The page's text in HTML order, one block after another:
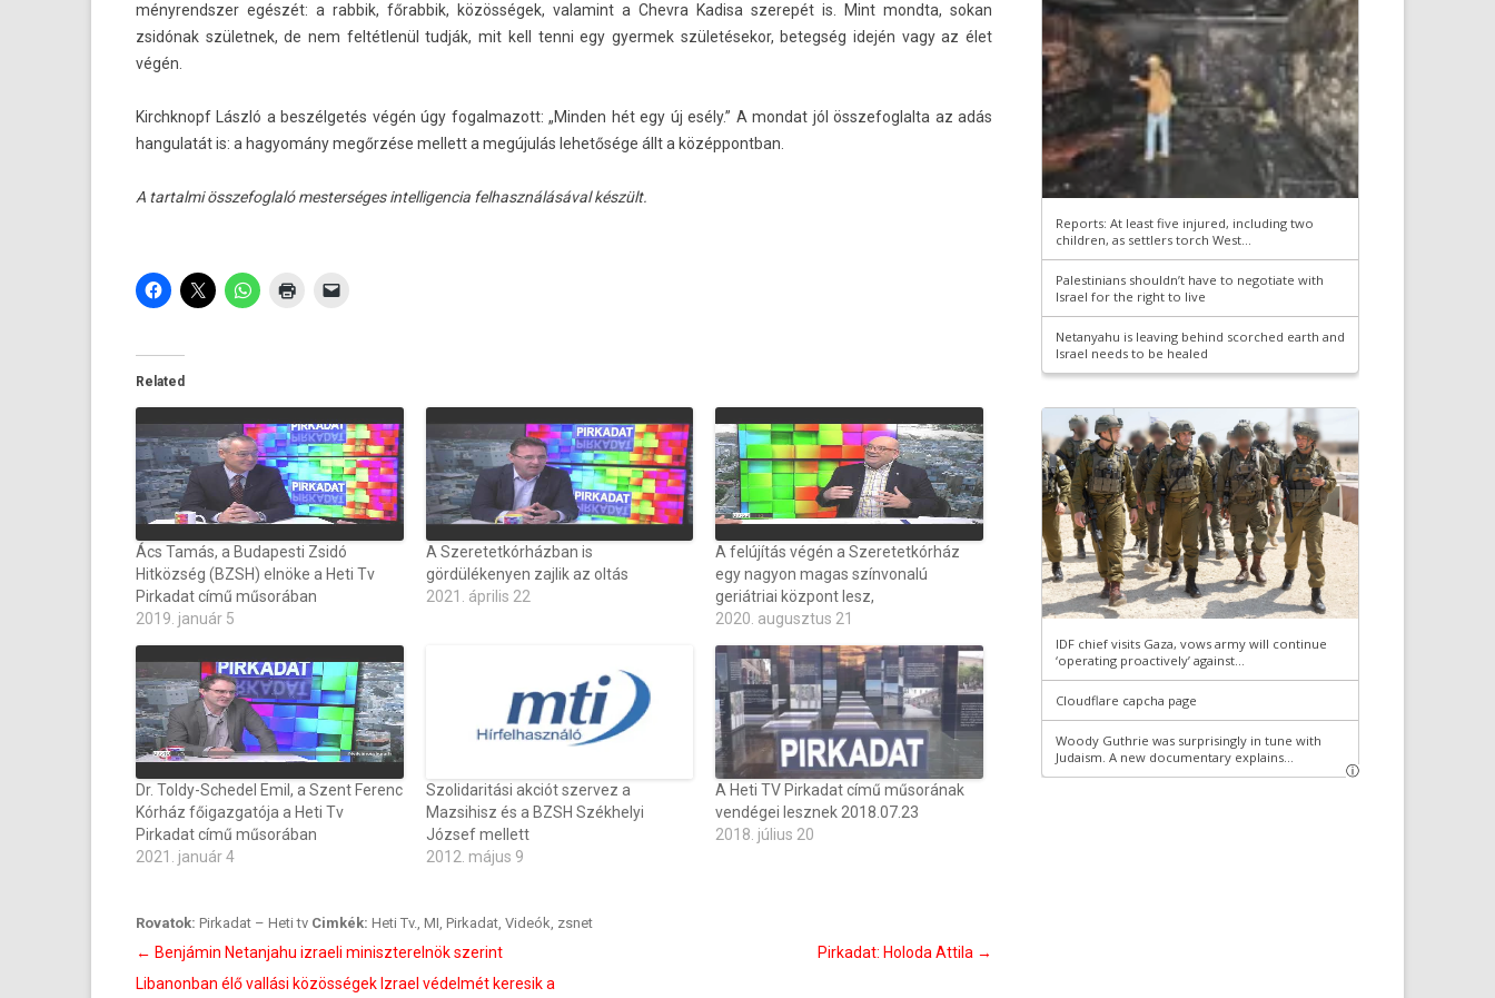
ményrendsz­er egészét: a rab­bik, főrab­bik, közösségek, valamint a Chev­ra Kadisa szerepét is. Mint mondta, sokan
zsidónak szület­nek, de nem feltétlenül tudják, mit kell tenni egy gyer­mek születésekor, bet­eg­ség idején vagy az élet
végén.
Kirchknopf László a beszélgetés végén úgy fogal­mazott: „Mind­en hét egy új esély.” A mon­dat jól összefog­lalta az adás
han­gulatát is: a hagyomány megőrzése mel­lett a megújulás lehetősége állt a közép­pontban.
A tar­talmi összefogl­aló mes­terséges in­tel­ligen­cia fel­használásáv­al készült.
Related
Ács Tamás, a Budapesti Zsidó
Hitközség (BZSH) elnöke a Heti Tv
Pirkadat című műsorában
2019. január 5
A Szeretetkórházban is
gördülékenyen zajlik az oltás
2021. április 22
A felújítás végén a Szeretetkórház
egy nagyon magas színvonalú
geriátriai központ lesz,
2020. augusztus 21
Dr. Toldy-Schedel Emil, a Szent Ferenc
Kórház főigazgatója a Heti Tv
Pirkadat című műsorában
2021. január 4
Szolidaritási akciót szervez a
Mazsihisz és a BZSH Székhelyi
József mellett
2012. május 9
A Heti TV Pirkadat című műsorának
vendégei lesznek 2018.07.23
2018. július 20
Rovatok: Pirkadat – Heti tv Cimkék: Heti Tv., MI, Pirkadat, Videók, zsnet
Bejegyzés
navigáció
← Benjámin Netanjahu izraeli miniszterelnök szerint
Libanonban élő vallási közösségek Izrael védelmét keresik a
Pirkadat: Holoda Attila →